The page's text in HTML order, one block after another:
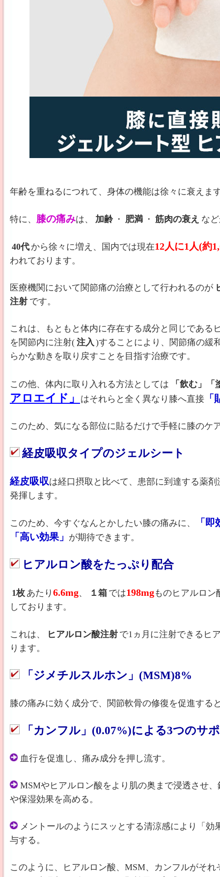
年齢を重ねるにつれて、身体の機能は徐々に衰えま
特に、 膝の痛みは、 加齢 ・ 肥満 ・ 筋肉の衰え な
40代 から徐々に増え、国内では現在12人に1人(約
われております。
医療機関において関節痛の治療として行われるのが
注射 です。
これは、もともと体内に存在する成分と同じである
を関節内に注射( 注入 )することにより、関節痛の緩
らかな動きを取り戻すことを目指す治療です。
この他、体内に取り入れる方法としては 「飲む」「
アロエイド」 はそれらと全く異なり膝へ直接
このため、気になる部位に貼るだけで手軽に膝のケ
経皮吸収タイプのジェルシート
経皮吸収は経口摂取と比べて、患部に到達する薬剤
発揮します。
このため、今すぐなんとかしたい膝の痛みに、
「
「高い効果」 が期待できます。
ヒアルロン酸をたっぷり配合
1枚 あたり6.6mg、 １箱 では198mgものヒアルロン
しております。
これは、 ヒアルロン酸注射 で1ヵ月に注射できるヒ
ります。
「ジメチルスルホン」(MSM)8%
膝の痛みに効く成分で、関節軟骨の修復を促進する
「カンフル」(0.07%)による3つのサ
血行を促進し、痛み成分を押し流す。
MSMやヒアルロン酸をより肌の奥まで浸透させ、
や保湿効果を高める。
メントールのようにスッとする清涼感により「効
与する。
このように、ヒアルロン酸、MSM、カンフルがそ